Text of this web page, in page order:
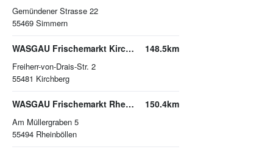
Gemündener Strasse 22
55469 Simmern
WASGAU Frischemarkt Kirchberg
Freiherr-von-Drais-Str. 2
55481 Kirchberg
148.5km
WASGAU Frischemarkt Rheinböllen
Am Müllergraben 5
55494 Rheinböllen
150.4km